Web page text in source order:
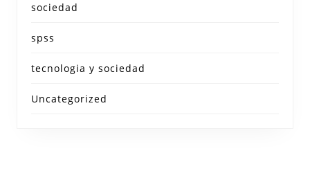
sociedad
spss
tecnologia y sociedad
Uncategorized